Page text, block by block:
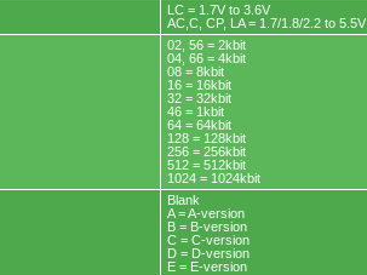
LC = 1.7V to 3.6V
AC,C, CP, LA = 1.7/1.8/2.2 to 5.5V
02, 56 = 2kbit
04, 66 = 4kbit
08 = 8kbit
16 = 16kbit
32 = 32kbit
46 = 1kbit
64 = 64kbit
128 = 128kbit
256 = 256kbit
512 = 512kbit
1024 = 1024kbit
Blank
A = A-version
B = B-version
C = C-version
D = D-version
E = E-version